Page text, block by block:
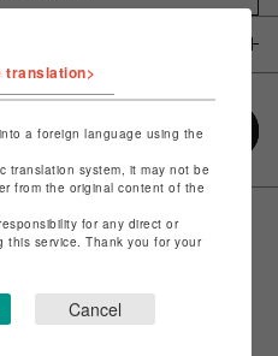
translation>
a foreign language using the
translation system, it may not be
from the original content of the
for any direct or
this service. Thank you for your
Cancel